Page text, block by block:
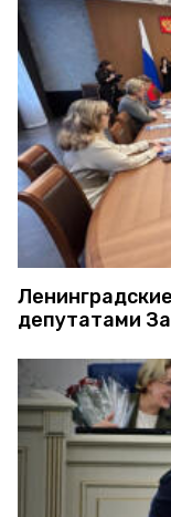
депутатами